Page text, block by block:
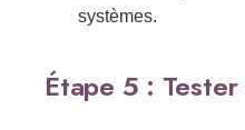
systèmes.
Étape 5 :